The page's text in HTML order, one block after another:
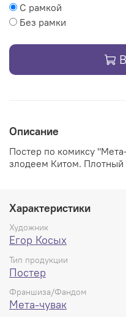
С рамкой
Без рамки
Описание
Постер по комиксу
злодеем Китом. Плотный
Характеристики
Художник
Егор Косых
Тип продукции
Постер
Франшиза/Фандом
Мета-чувак